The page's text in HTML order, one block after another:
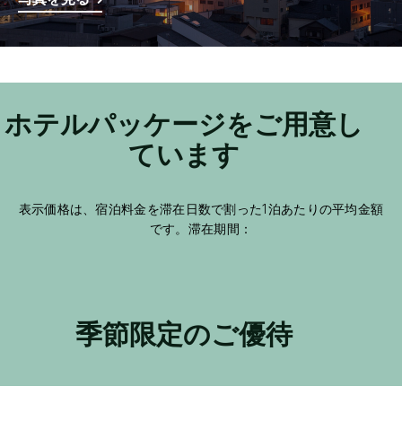
ホテルパッケージをご用意し
ています
表示価格は、宿泊料金を滞在日数で割った1泊あたりの平均金額
です。滞在期間：
季節限定のご優待